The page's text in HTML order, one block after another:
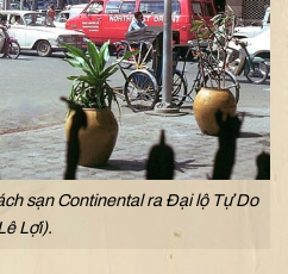
sạn Continental ra Đại lộ Tự Do
Lợi).